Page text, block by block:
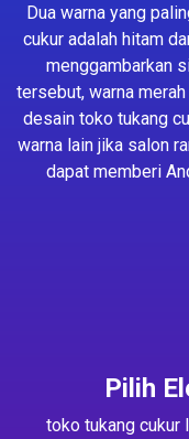
Dua warna yang
cukur adalah hitam
menggambarkan
tersebut, warna
desain toko tukang
warna lain jika salon
dapat memberi
Pilih
toko tukang cukur